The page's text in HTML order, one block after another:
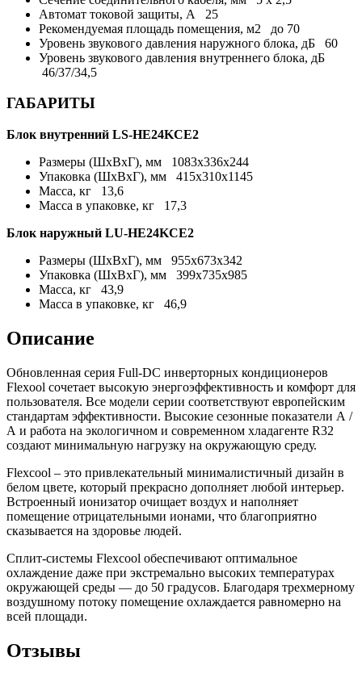
Автомат токовой защиты, A 25
Рекомендуемая площадь помещения, м2 до 70
Уровень звукового давления наружного блока, дБ 60
Уровень звукового давления внутреннего блока, дБ
46/37/34,5
ГАБАРИТЫ
Блок внутренний LS-HE24KCE2
Размеры (ШхВхГ), мм 1083x336x244
Упаковка (ШхВхГ), мм 415x310x1145
Масса, кг 13,6
Масса в упаковке, кг 17,3
Блок наружный LU-HE24KCE2
Размеры (ШхВхГ), мм 955x673x342
Упаковка (ШхВхГ), мм 399x735x985
Масса, кг 43,9
Масса в упаковке, кг 46,9
Описание
Обновленная серия Full-DC инверторных кондиционеров
Flexool сочетает высокую энергоэффективность и комфорт для
пользователя. Все модели серии соответствуют европейским
стандартам эффективности. Высокие сезонные показатели А /
А и работа на экологичном и современном хладагенте R32
создают минимальную нагрузку на окружающую среду.
Flexcool – это привлекательный минималистичный дизайн в
белом цвете, который прекрасно дополняет любой интерьер.
Встроенный ионизатор очищает воздух и наполняет
помещение отрицательными ионами, что благоприятно
сказывается на здоровье людей.
Сплит-системы Flexcool обеспечивают оптимальное
охлаждение даже при экстремально высоких температурах
окружающей среды — до 50 градусов. Благодаря трехмерному
воздушному потоку помещение охлаждается равномерно на
всей площади.
Отзывы